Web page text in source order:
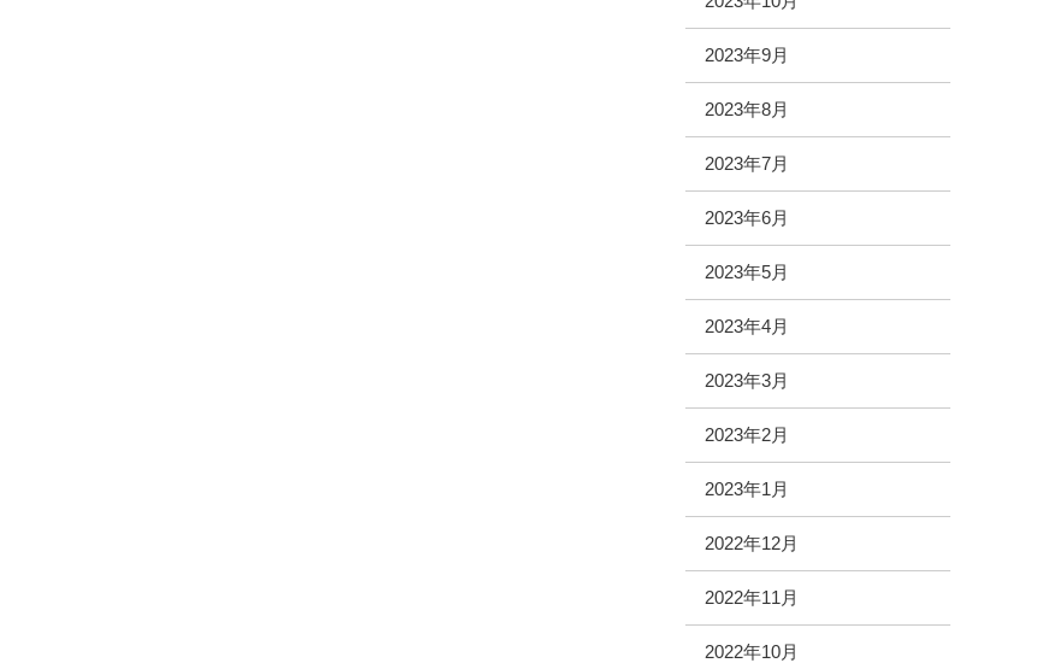
2023年9月
2023年8月
2023年7月
2023年6月
2023年5月
2023年4月
2023年3月
2023年2月
2023年1月
2022年12月
2022年11月
2022年10月